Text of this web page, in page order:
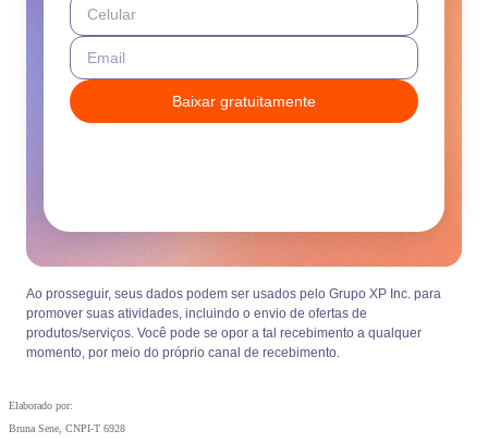
Celular
Email
Baixar gratuitamente
Ao prosseguir, seus dados podem ser usados pelo Grupo XP Inc. para
promover suas atividades, incluindo o envio de ofertas de
produtos/serviços. Você pode se opor a tal recebimento a qualquer
momento, por meio do próprio canal de recebimento.
Elaborado por:
Bruna Sene, CNPI-T 6928